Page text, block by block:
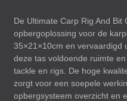
De Ultimate Carp Rig And
opbergoplossing voor de
35×21×10cm en vervaardigd
deze tas voldoende ruimte
tackle en rigs. De hoge
zorgt voor een soepele
opbergsysteem overzicht en